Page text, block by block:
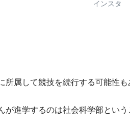
インスタ
所属して競技を続行する可能性も
進学するのは社会科学部とい